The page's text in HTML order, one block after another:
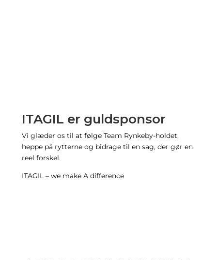
ITAGIL er guldsponsor
Vi glæder os til at følge Team Rynkeby-holdet,
heppe på rytterne og bidrage til en sag, der gør en
reel forskel.
ITAGIL – we make A difference